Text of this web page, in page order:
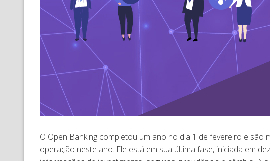
O Open Banking completou um ano no dia 1 de fevereiro e
operação neste ano. Ele está em sua última fase, iniciada em